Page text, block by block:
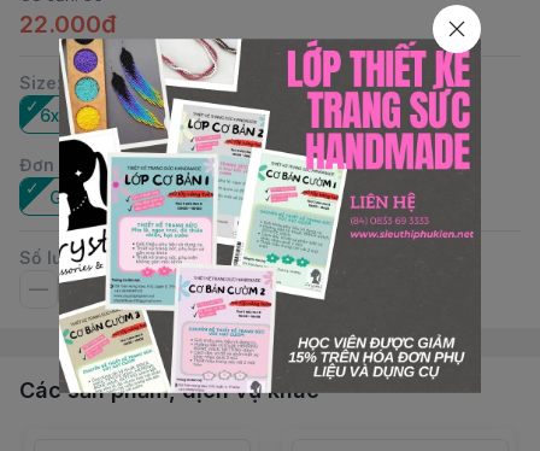
22.000đ
Size:
6x10cm
7.5x12cm 9x16cm
Đơn vị
Gói
Số lượng
Các sản phẩm, dịch vụ khác